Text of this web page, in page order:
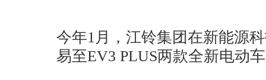
今年1月，江铃集团在新能源
易至EV3 PLUS两款全新电动